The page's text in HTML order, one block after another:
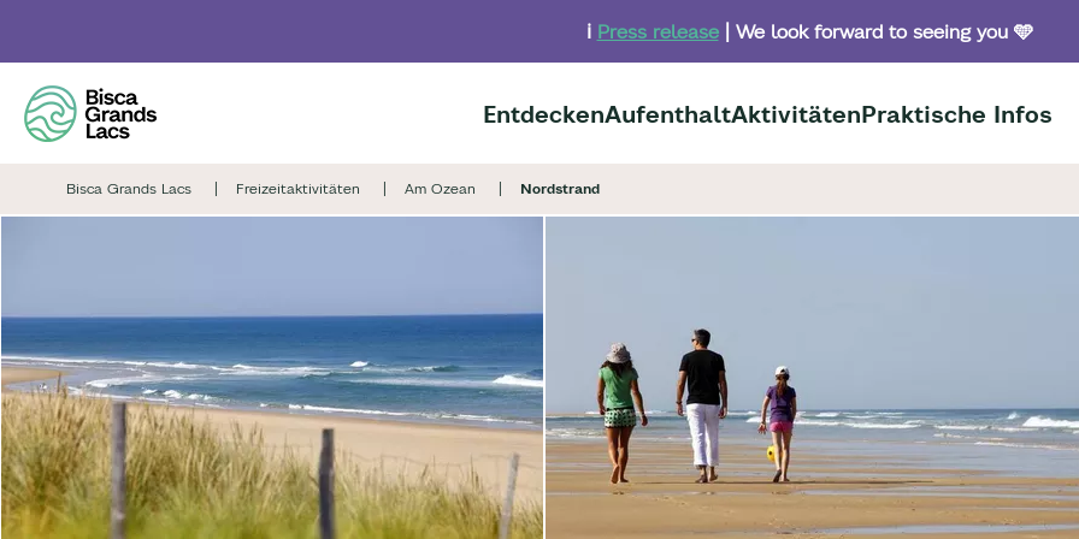
main
content
ℹ️ Press release| We look forward to seeing you 🩵
EntdeckenAufenthaltAktivitätenPraktische Infos
Bisca Grands Lacs Freizeitaktivitäten Am Ozean Nordstrand